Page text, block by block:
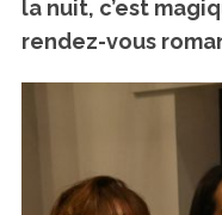
la nuit, c’est
rendez-vous